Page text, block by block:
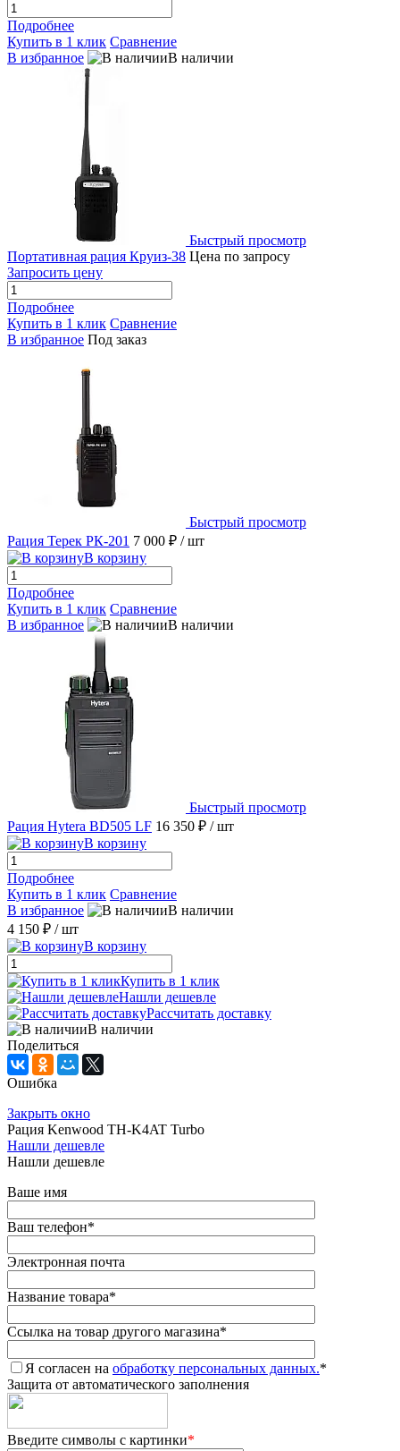
Подробнее
Купить в 1 клик Сравнение
В избранное
В наличии
Быстрый просмотр
Портативная рация Круиз-38 Цена по запросу
Запросить цену
Подробнее
Купить в 1 клик Сравнение
В избранное Под заказ
Быстрый просмотр
Рация Терек РК-201 7 000 ₽ / шт
В корзину
Подробнее
Купить в 1 клик Сравнение
В избранное
В наличии
Быстрый просмотр
Рация Hytera BD505 LF 16 350 ₽ / шт
В корзину
Подробнее
Купить в 1 клик Сравнение
В избранное
В наличии
4 150 ₽ / шт
В корзину
Купить в 1 клик
Нашли дешевле
Рассчитать доставку
В наличии
Поделиться
Ошибка
Закрыть окно
Рация Kenwood TH-K4AT Turbo
Нашли дешевле
Нашли дешевле
Ваше имя
Ваш телефон*
Электронная почта
Название товара*
Ссылка на товар другого магазина*
Я согласен на обработку персональных данных.*
Защита от автоматического заполнения
Введите символы с картинки*